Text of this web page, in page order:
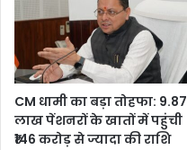
CM धामी का बड़ा तोहफा: 9.87
लाख पेंशनरों के खातों में पहुंची
₹146 करोड़ से ज्यादा की राशि